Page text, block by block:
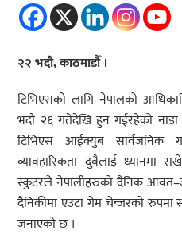
२२ भदौ, काठमाडौँ ।
टिभिएसको लागि नेपालको
भदौ २६ गतेदेखि हुन गईरहेको
टिभिएस आईक्युब सार्वजनिक
व्यावहारिकता दुवैलाई ध्यानमा
स्कुटरले नेपालीहरुको दैनिक
दैनिकीमा एउटा गेम चेन्जरको रुपमा
जनाएको छ ।